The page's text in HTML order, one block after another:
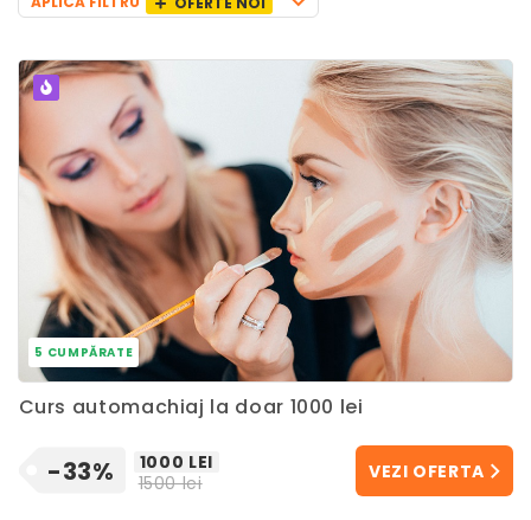
POPULAR
5 CUMPĂRATE
Curs automachiaj la doar 1000 lei
-33%
1000 LEI
1500 lei
VEZI OFERTA